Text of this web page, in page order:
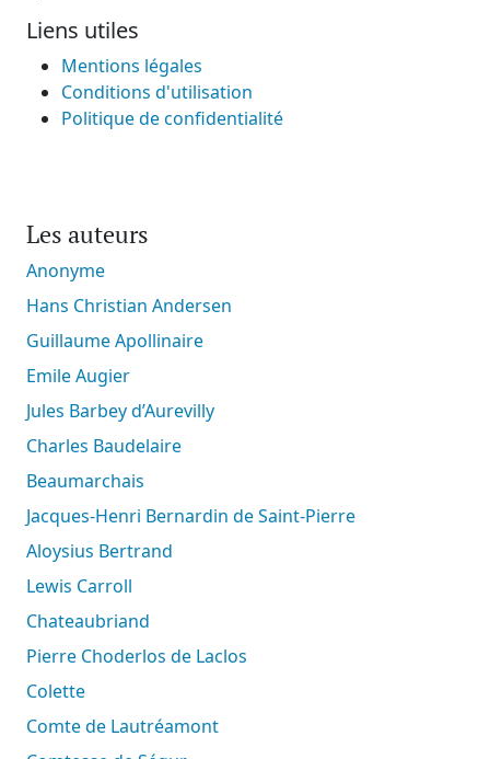
Liens utiles
Mentions légales
Conditions d'utilisation
Politique de confidentialité
Les auteurs
Anonyme
Hans Christian Andersen
Guillaume Apollinaire
Emile Augier
Jules Barbey d’Aurevilly
Charles Baudelaire
Beaumarchais
Jacques-Henri Bernardin de Saint-Pierre
Aloysius Bertrand
Lewis Carroll
Chateaubriand
Pierre Choderlos de Laclos
Colette
Comte de Lautréamont